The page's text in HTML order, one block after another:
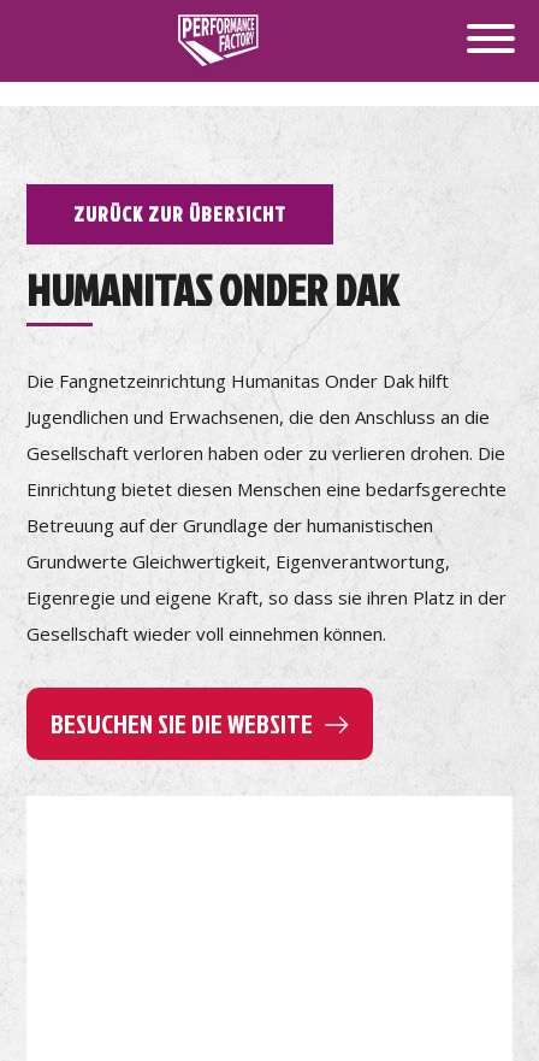
ZURÜCK ZUR ÜBERSICHT
HUMANITAS ONDER DAK
Die Fangnetzeinrichtung Humanitas Onder Dak hilft
Jugendlichen und Erwachsenen, die den Anschluss an die
Gesellschaft verloren haben oder zu verlieren drohen. Die
Einrichtung bietet diesen Menschen eine bedarfsgerechte
Betreuung auf der Grundlage der humanistischen
Grundwerte Gleichwertigkeit, Eigenverantwortung,
Eigenregie und eigene Kraft, so dass sie ihren Platz in der
Gesellschaft wieder voll einnehmen können.
BESUCHEN SIE DIE WEBSITE